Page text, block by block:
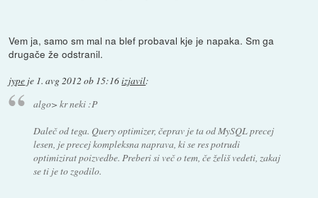
Vem ja, samo sm mal na blef probaval kje je napaka. Sm ga
drugače že odstranil.
jype je 1. avg 2012 ob 15:16izjavil:
algo> kr neki :P
Daleč od tega. Query optimizer, čeprav je ta od MySQL precej
lesen, je precej kompleksna naprava, ki se res potrudi
optimizirat poizvedbe. Preberi si več o tem, če želiš vedeti, zakaj
se ti je to zgodilo.